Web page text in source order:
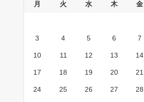
月 火 水 木 金
3 4 5 6 7
10 11 12 13 14
17 18 19 20 21
24 25 26 27 28